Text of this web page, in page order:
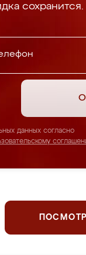
сохранится.
данных согласно